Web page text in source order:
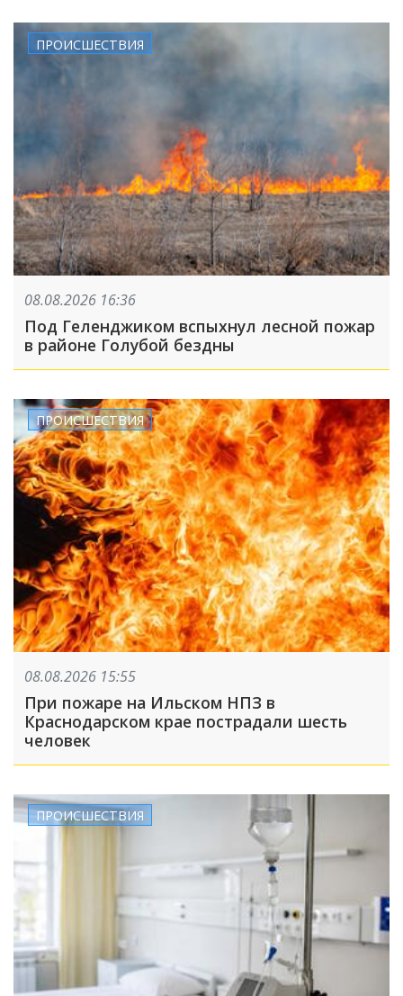
ПРОИСШЕСТВИЯ
08.08.2026 16:36
Под Геленджиком вспыхнул лесной пожар
в районе Голубой бездны
ПРОИСШЕСТВИЯ
08.08.2026 15:55
При пожаре на Ильском НПЗ в
Краснодарском крае пострадали шесть
человек
ПРОИСШЕСТВИЯ